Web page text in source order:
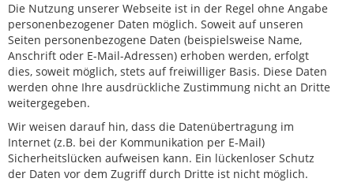
Die Nutzung unserer Webseite ist in der Regel ohne Angabe
personenbezogener Daten möglich. Soweit auf unseren
Seiten personenbezogene Daten (beispielsweise Name,
Anschrift oder E-Mail-Adressen) erhoben werden, erfolgt
dies, soweit möglich, stets auf freiwilliger Basis. Diese Daten
werden ohne Ihre ausdrückliche Zustimmung nicht an Dritte
weitergegeben.
Wir weisen darauf hin, dass die Datenübertragung im
Internet (z.B. bei der Kommunikation per E-Mail)
Sicherheitslücken aufweisen kann. Ein lückenloser Schutz
der Daten vor dem Zugriff durch Dritte ist nicht möglich.